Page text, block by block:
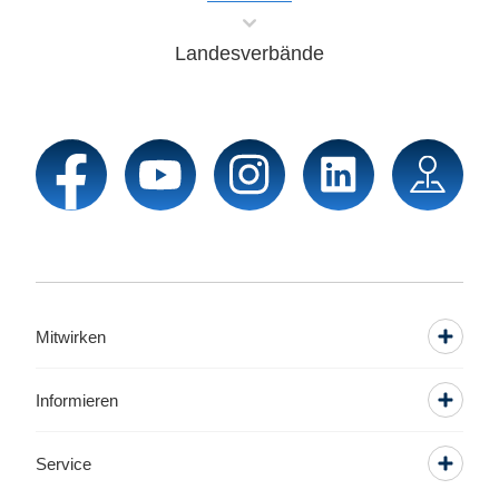
Landesverbände
Mitwirken
Informieren
Service